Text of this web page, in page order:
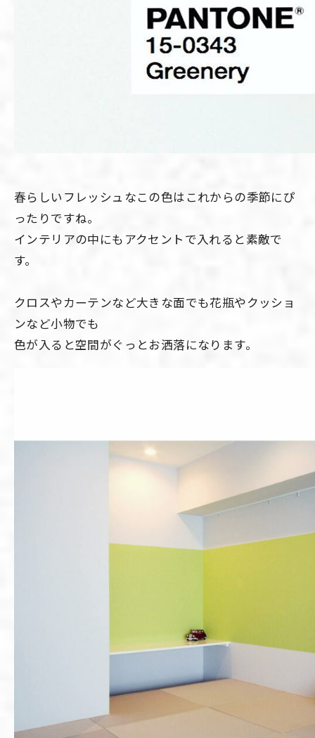
春らしいフレッシュなこの色はこれからの季節にぴ
ったりですね。
インテリアの中にもアクセントで入れると素敵で
す。
クロスやカーテンなど大きな面でも花瓶やクッショ
ンなど小物でも
色が入ると空間がぐっとお洒落になります。